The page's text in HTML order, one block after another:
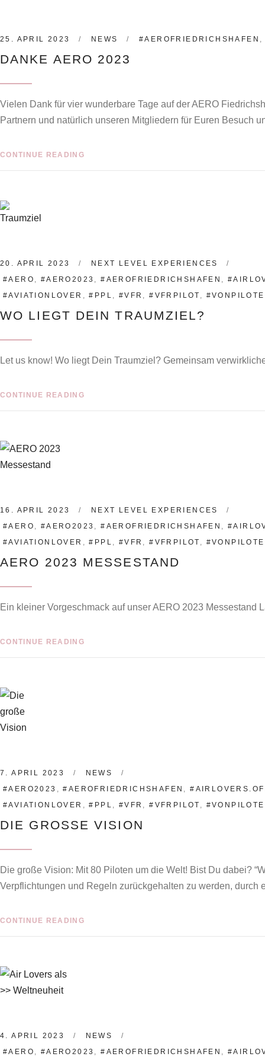
25. APRIL 2023 NEWS #AEROFRIEDRICHSHAFEN
DANKE AERO 2023
Vielen Dank für vier wunderbare Tage auf der AERO
Partnern und natürlich unseren Mitgliedern für Euren Besuch
CONTINUE READING
20. APRIL 2023
NEXT LEVEL EXPERIENCES
#AERO , #AERO2023 ,#AEROFRIEDRICHSHAFEN ,
#AVIATIONLOVER ,#PPL , #VFR ,#VFRPILOT ,
WO LIEGT DEIN TRAUMZIEL?
Let us know! Wo liegt Dein Traumziel? Gemeinsam
CONTINUE READING
16. APRIL 2023
NEXT LEVEL EXPERIENCES
#AERO , #AERO2023 ,#AEROFRIEDRICHSHAFEN ,
#AVIATIONLOVER ,#PPL , #VFR ,#VFRPILOT ,
AERO 2023 MESSESTAND
Ein kleiner Vorgeschmack auf unser AERO 2023 Messestand
CONTINUE READING
7. APRIL 2023
NEWS
#AERO2023 ,#AEROFRIEDRICHSHAFEN ,
#AVIATIONLOVER ,#PPL , #VFR ,#VFRPILOT ,
DIE GROSSE VISION
Die große Vision: Mit 80 Piloten um die Welt! Bist Du dabei?
Verpflichtungen und Regeln zurückgehalten zu werden,
CONTINUE READING
4. APRIL 2023
NEWS
#AERO , #AERO2023 ,#AEROFRIEDRICHSHAFEN ,